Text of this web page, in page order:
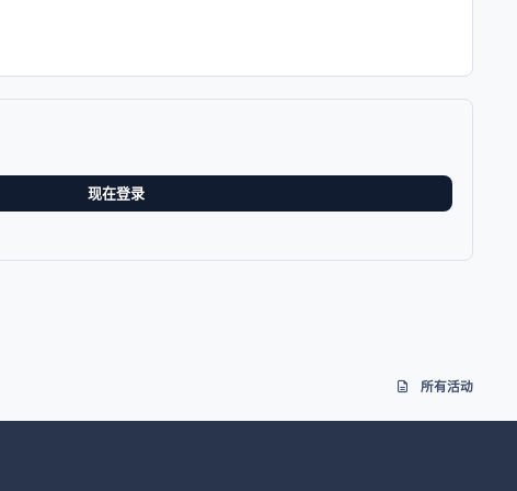
现在登录
所有活动